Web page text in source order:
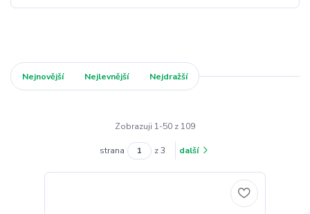
Nejnovější Nejlevnější Nejdražší
Zobrazuji 1-50 z 109
strana z 3 další